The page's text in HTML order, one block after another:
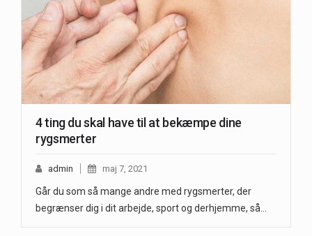
4 ting du skal have til at bekæmpe dine
rygsmerter
admin maj 7, 2021
Går du som så mange andre med rygsmerter, der
begrænser dig i dit arbejde, sport og derhjemme, så…